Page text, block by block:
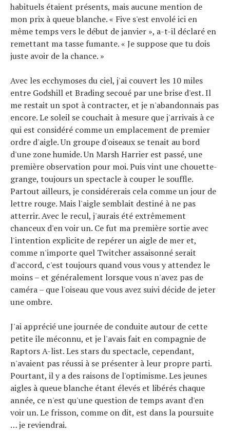
habituels étaient présents, mais aucune mention de
mon prix à queue blanche. « Five s'est envolé ici en
même temps vers le début de janvier », a-t-il déclaré en
remettant ma tasse fumante. « Je suppose que tu dois
juste avoir de la chance. »
Avec les ecchymoses du ciel, j'ai couvert les 10 miles
entre Godshill et Brading secoué par une brise d'est. Il
me restait un spot à contracter, et je n'abandonnais pas
encore. Le soleil se couchait à mesure que j'arrivais à ce
qui est considéré comme un emplacement de premier
ordre d'aigle. Un groupe d'oiseaux se tenait au bord
d'une zone humide. Un Marsh Harrier est passé, une
première observation pour moi. Puis vint une chouette-
grange, toujours un spectacle à couper le souffle.
Partout ailleurs, je considérerais cela comme un jour de
lettre rouge. Mais l'aigle semblait destiné à ne pas
atterrir. Avec le recul, j'aurais été extrêmement
chanceux d'en voir un. Ce fut ma première sortie avec
l'intention explicite de repérer un aigle de mer et,
comme n'importe quel Twitcher assaisonné serait
d'accord, c'est toujours quand vous vous y attendez le
moins – et généralement lorsque vous n'avez pas de
caméra – que l'oiseau que vous avez suivi décide de jeter
une ombre.
J'ai apprécié une journée de conduite autour de cette
petite île méconnu, et je l'avais fait en compagnie de
Raptors A-list. Les stars du spectacle, cependant,
n'avaient pas réussi à se présenter à leur propre parti.
Pourtant, il y a des raisons de l'optimisme. Les jeunes
aigles à queue blanche étant élevés et libérés chaque
année, ce n'est qu'une question de temps avant d'en
voir un. Le frisson, comme on dit, est dans la poursuite
… je reviendrai.